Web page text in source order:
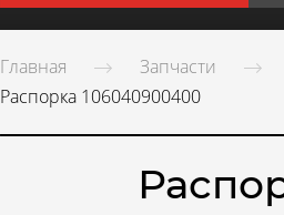
Главная
Запчасти
Распорка 106040900400